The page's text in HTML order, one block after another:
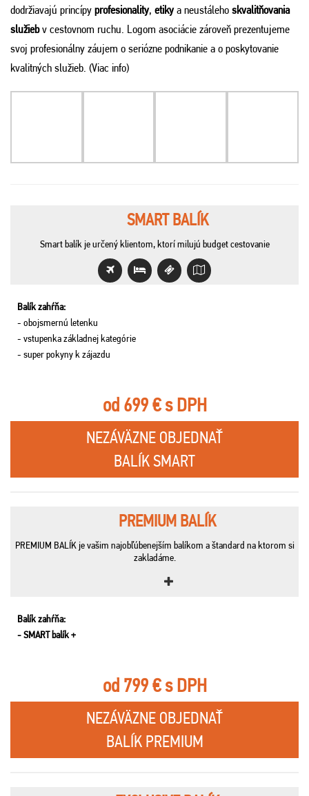
dodržiavajú princípy profesionality, etikya neustáleho skvalitňovania
služiebv cestovnom ruchu. Logom asociácie zároveň prezentujeme
svoj profesionálny záujem o seriózne podnikanie a o poskytovanie
kvalitných služieb. (Viac info)
SMART BALÍK
Smart balík je určený klientom, ktorí milujú budget cestovanie
Balík zahŕňa:
- obojsmernú letenku
- vstupenka základnej kategórie
- super pokyny k zájazdu
od 699 € s DPH
NEZÁVÄZNE OBJEDNAŤ
BALÍK SMART
PREMIUM BALÍK
PREMIUM BALÍK je vašim najobľúbenejším balíkom a štandard na ktorom si
zakladáme.
Balík zahŕňa:
- SMART balík +
od 799 € s DPH
NEZÁVÄZNE OBJEDNAŤ
BALÍK PREMIUM